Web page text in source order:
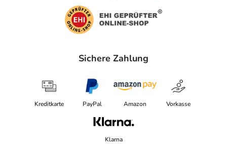
Sichere Zahlung
Kreditkarte PayPal Amazon Vorkasse
Klarna